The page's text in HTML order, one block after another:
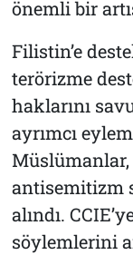
önemli bir
Filistin’e
terörizme
haklarını
ayrımcı
antisemitizm
alındı.
söylemlerini